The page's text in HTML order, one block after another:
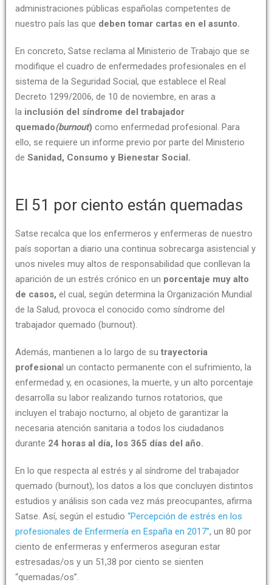
administraciones públicas españolas competentes de
nuestro país las que deben tomar cartas en el asunto.
En concreto, Satse reclama al Ministerio de Trabajo que se
modifique el cuadro de enfermedades profesionales en el
sistema de la Seguridad Social, que establece el Real
Decreto 1299/2006, de 10 de noviembre, en aras a
la inclusión del síndrome del trabajador
quemado(burnout) como enfermedad profesional. Para
ello, se requiere un informe previo por parte del Ministerio
de Sanidad, Consumo y Bienestar Social.
El 51 por ciento están quemadas
Satse recalca que los enfermeros y enfermeras de nuestro
país soportan a diario una continua sobrecarga asistencial y
unos niveles muy altos de responsabilidad que conllevan la
aparición de un estrés crónico en un porcentaje muy alto
de casos, el cual, según determina la Organización Mundial
de la Salud, provoca el conocido como síndrome del
trabajador quemado (burnout).
Además, mantienen a lo largo de su trayectoria
profesional un contacto permanente con el sufrimiento, la
enfermedad y, en ocasiones, la muerte, y un alto porcentaje
desarrolla su labor realizando turnos rotatorios, que
incluyen el trabajo nocturno, al objeto de garantizar la
necesaria atención sanitaria a todos los ciudadanos
durante 24 horas al día, los 365 días del año.
En lo que respecta al estrés y al síndrome del trabajador
quemado (burnout), los datos a los que concluyen distintos
estudios y análisis son cada vez más preocupantes, afirma
Satse. Así, según el estudio “Percepción de estrés en los
profesionales de Enfermería en España en 2017”, un 80 por
ciento de enfermeras y enfermeros aseguran estar
estresadas/os y un 51,38 por ciento se sienten
“quemadas/os”.